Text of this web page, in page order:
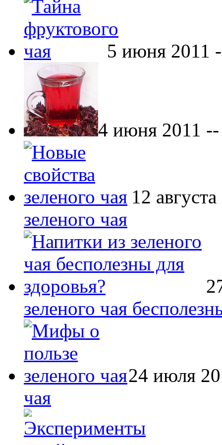
5 июня 2011
4 июня 2011
12
зеленого чая
зеленого чая
24 июля
чая